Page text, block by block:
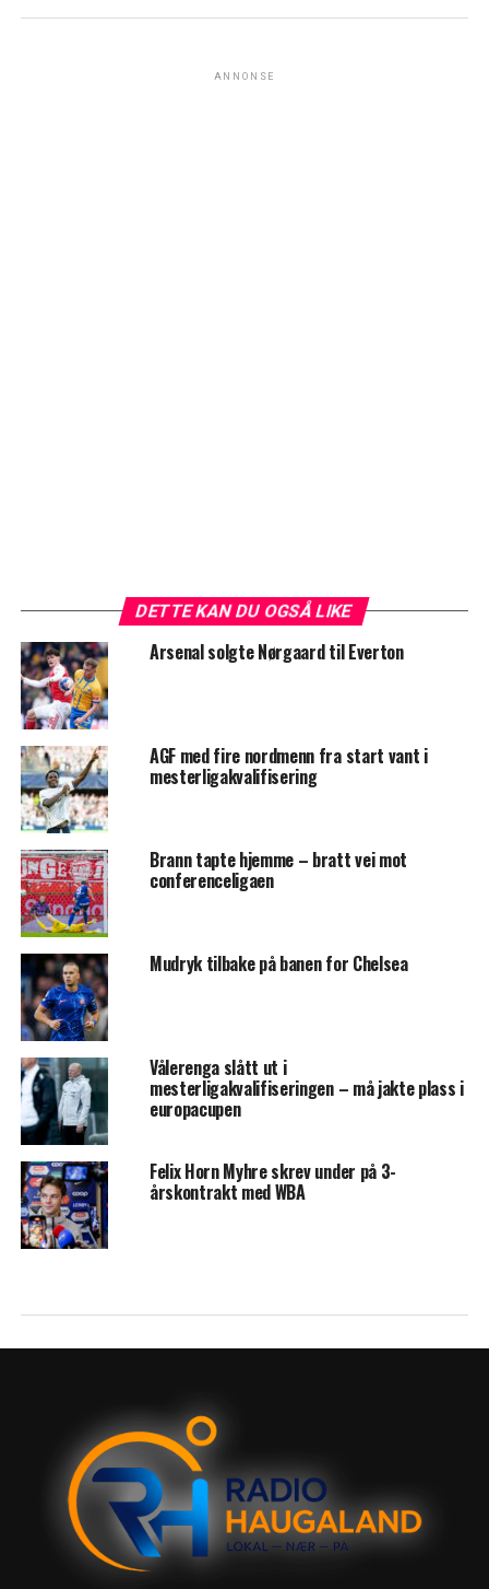
ANNONSE
DETTE KAN DU OGSÅ LIKE
Arsenal solgte Nørgaard til Everton
AGF med fire nordmenn fra start vant i
mesterligakvalifisering
Brann tapte hjemme – bratt vei mot
conferenceligaen
Mudryk tilbake på banen for Chelsea
Vålerenga slått ut i
mesterligakvalifiseringen – må jakte plass i
europacupen
Felix Horn Myhre skrev under på 3-
årskontrakt med WBA